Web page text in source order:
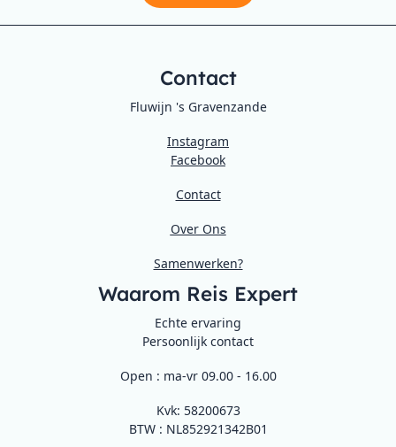
Contact
Fluwijn 's Gravenzande
Instagram
Facebook
Contact
Over Ons
Samenwerken?
Waarom Reis Expert
Echte ervaring
Persoonlijk contact
Open : ma-vr 09.00 - 16.00
Kvk: 58200673
BTW : NL852921342B01